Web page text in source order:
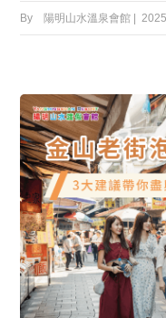
By 陽明山水溫泉會館 |